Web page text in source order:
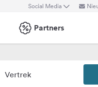
Social Media
Partners
Vertrek